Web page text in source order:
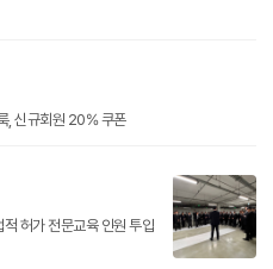
, 신규회원 20% 쿠폰
허가 전문교육 인원 투입